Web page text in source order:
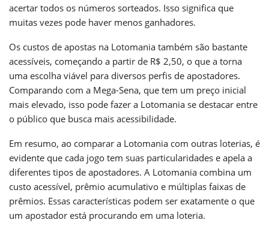
acertar todos os números sorteados. Isso significa que
muitas vezes pode haver menos ganhadores.
Os custos de apostas na Lotomania também são bastante
acessíveis, começando a partir de R$ 2,50, o que a torna
uma escolha viável para diversos perfis de apostadores.
Comparando com a Mega-Sena, que tem um preço inicial
mais elevado, isso pode fazer a Lotomania se destacar entre
o público que busca mais acessibilidade.
Em resumo, ao comparar a Lotomania com outras loterias, é
evidente que cada jogo tem suas particularidades e apela a
diferentes tipos de apostadores. A Lotomania combina um
custo acessível, prêmio acumulativo e múltiplas faixas de
prêmios. Essas características podem ser exatamente o que
um apostador está procurando em uma loteria.